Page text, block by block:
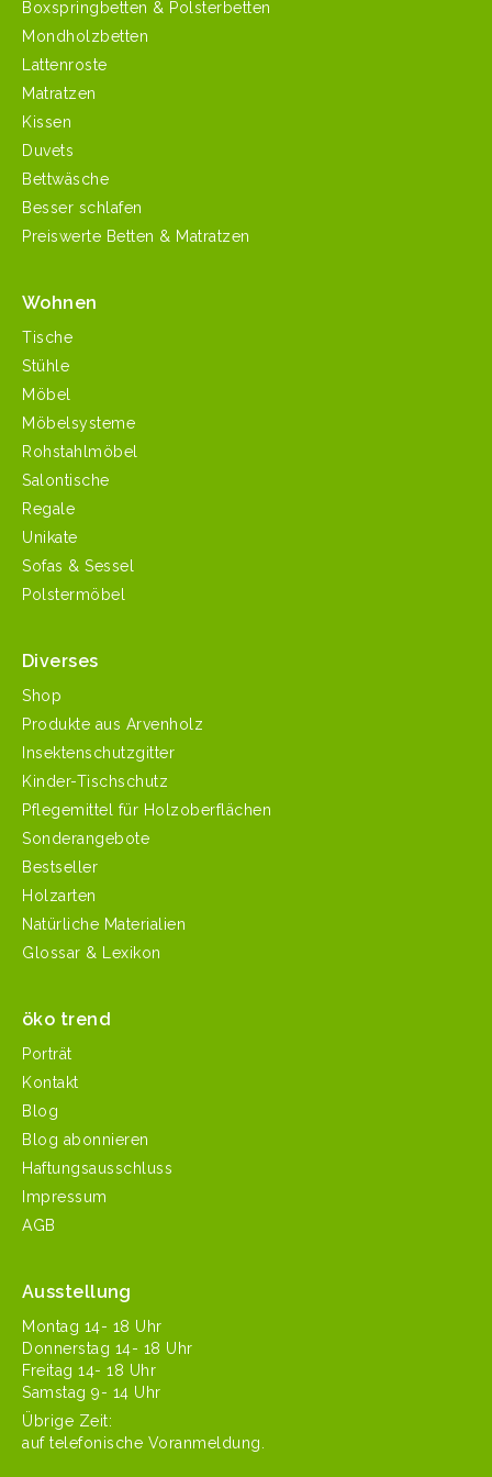
Boxspringbetten & Polsterbetten
Mondholzbetten
Lattenroste
Matratzen
Kissen
Duvets
Bettwäsche
Besser schlafen
Preiswerte Betten & Matratzen
Wohnen
Tische
Stühle
Möbel
Möbelsysteme
Rohstahlmöbel
Salontische
Regale
Unikate
Sofas & Sessel
Polstermöbel
Diverses
Shop
Produkte aus Arvenholz
Insektenschutzgitter
Kinder-Tischschutz
Pflegemittel für Holzoberflächen
Sonderangebote
Bestseller
Holzarten
Natürliche Materialien
Glossar & Lexikon
öko trend
Porträt
Kontakt
Blog
Blog abonnieren
Haftungsausschluss
Impressum
AGB
Ausstellung
Mon­tag 14- 18 Uhr
Don­ner­stag 14- 18 Uhr
Fre­itag 14- 18 Uhr
Sam­stag 9- 14 Uhr
Übrige Zeit:
auf tele­fonis­che Voranmeldung.